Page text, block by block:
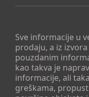
Sve informacije u
prodaju, a iz
pouzdanim
kao takva je
informacije, ali
greškama,